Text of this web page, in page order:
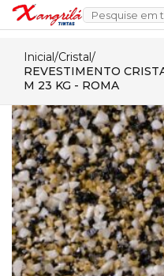
Inicial/Cristal/
REVESTIMENTO
M 23 KG - ROMA